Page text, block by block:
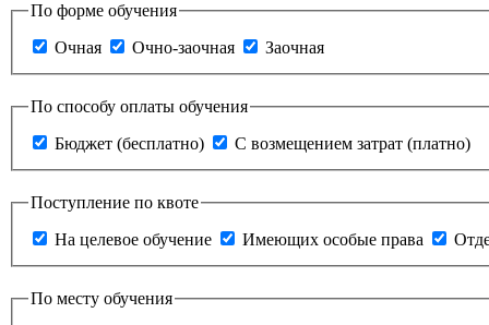
По форме обучения
Очная
Очно-заочная Заочная
По способу оплаты обучения
Бюджет (бесплатно)
С возмещением затрат (платно)
Поступление по квоте
На целевое обучение
Имеющих особые права
По месту обучения